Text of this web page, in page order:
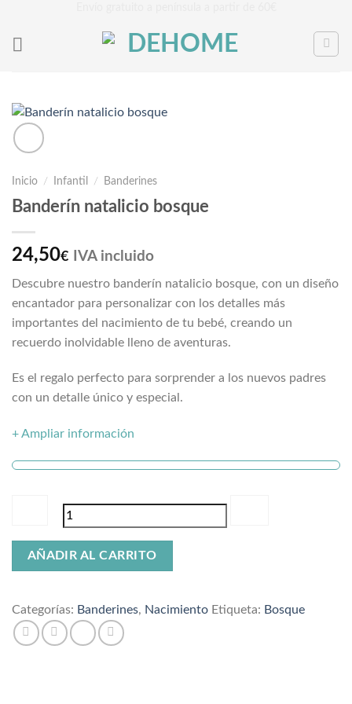
contenido
Inicio / Infantil / Banderines
Banderín natalicio bosque
24,50€ IVA incluido
Descubre nuestro banderín natalicio bosque, con un diseño
encantador para personalizar con los detalles más
importantes del nacimiento de tu bebé, creando un
recuerdo inolvidable lleno de aventuras.
Es el regalo perfecto para sorprender a los nuevos padres
con un detalle único y especial.
+ Ampliar información
Banderín
cantidad
AÑADIR AL CARRITO
Categorías: Banderines, Nacimiento Etiqueta: Bosque